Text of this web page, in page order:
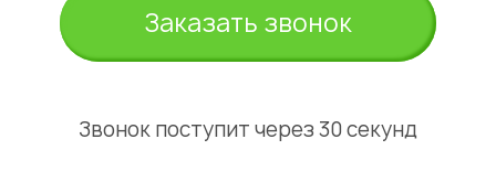
Заказать звонок
Звонок поступит через 30 секунд